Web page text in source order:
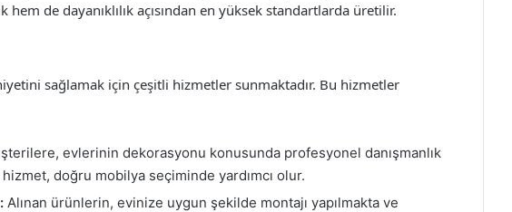
de dayanıklılık açısından en yüksek standartlarda üretilir.
sağlamak için çeşitli hizmetler sunmaktadır. Bu hizmetler
evlerinin dekorasyonu konusunda profesyonel danışmanlık
doğru mobilya seçiminde yardımcı olur.
Alınan ürünlerin, evinize uygun şekilde montajı yapılmakta ve